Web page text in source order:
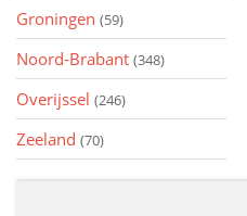
Groningen (59)
Noord-Brabant (348)
Overijssel (246)
Zeeland (70)